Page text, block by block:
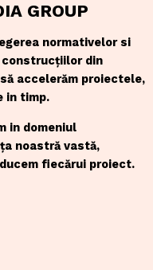
GROUP
normativelor si
construcțiilor din
accelerăm proiectele,
in timp.
in domeniul
noastră vastă,
fiecărui proiect.